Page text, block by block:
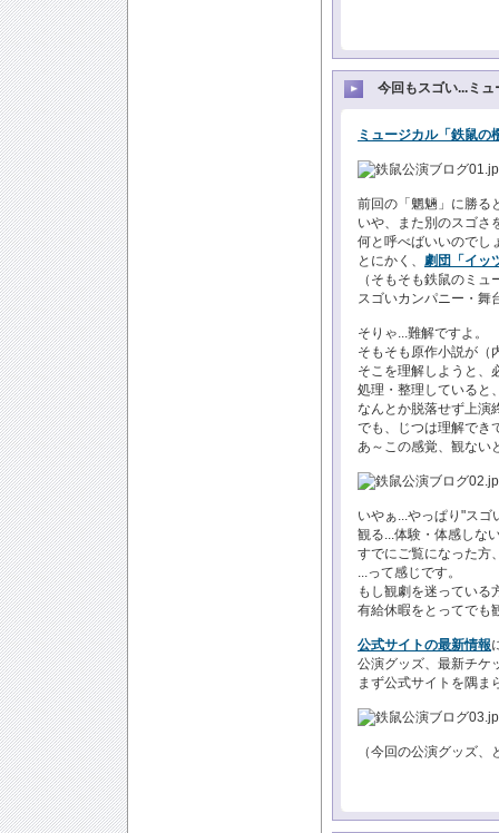
今回もスゴい...ミ
ミュージカル「鉄鼠の
前回の「魍魎」に勝る
いや、また別のスゴさ
何と呼べばいいので
とにかく、 劇団「イッ
（そもそも鉄鼠のミ
スゴいカンパニー・舞
そりゃ...難解ですよ。
そもそも原作小説が（
そこを理解しようと、
処理・整理していると
なんとか脱落せず上演
でも、じつは理解で
あ～この感覚、観ない
いやぁ...やっぱり"スゴ
観る...体験・体感しな
すでにご覧になった方
...って感じです。
もし観劇を迷っている
有給休暇をとってでも
公式サイトの最新情報
公演グッズ、最新チケ
まず公式サイトを隅ま
（今回の公演グッズ